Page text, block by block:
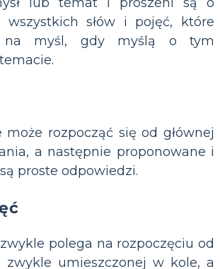
wszystkich słów i pojęć, które
na myśl, gdy myślą o tym
może rozpocząć się od głównej
a następnie proponowane i
proste odpowiedzi.
polega na rozpoczęciu od
zwykle umieszczonej w kole, a